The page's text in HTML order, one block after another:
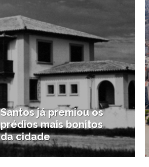
Santos já premiou os
prédios mais bonitos
da cidade